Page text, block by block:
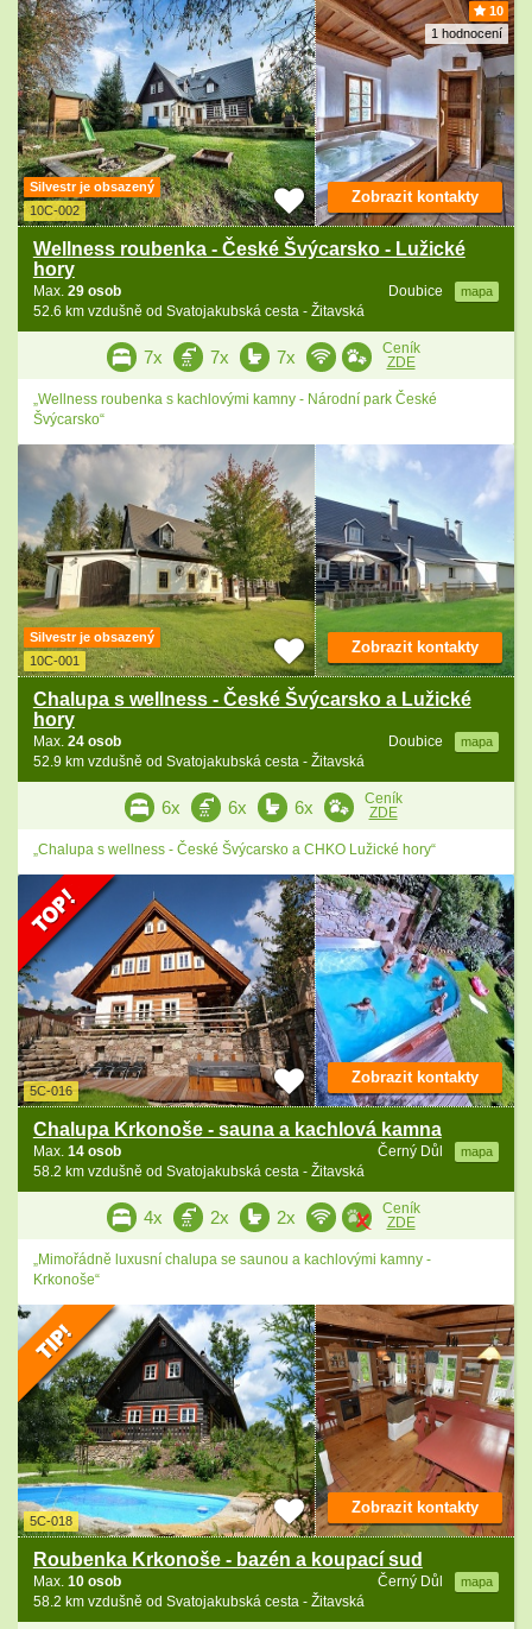
10
1 hodnocení
Silvestr je obsazený
10C-002
Wellness roubenka - České Švýcarsko - Lužické
hory
Doubice mapa
Max. 29 osob
52.6 km vzdušně od Svatojakubská cesta - Žitavská
Zobrazit kontakty
7x 7x 7x
Ceník
ZDE
„Wellness roubenka s kachlovými kamny - Národní park České
Švýcarsko“
Silvestr je obsazený
10C-001
Chalupa s wellness - České Švýcarsko a Lužické
hory
Doubice mapa
Max. 24 osob
52.9 km vzdušně od Svatojakubská cesta - Žitavská
Zobrazit kontakty
6x 6x 6x
Ceník
ZDE
„Chalupa s wellness - České Švýcarsko a CHKO Lužické hory“
5C-016
Chalupa Krkonoše - sauna a kachlová kamna
Černý Důl mapa
Max. 14 osob
58.2 km vzdušně od Svatojakubská cesta - Žitavská
Zobrazit kontakty
4x 2x 2x
Ceník
ZDE
„Mimořádně luxusní chalupa se saunou a kachlovými kamny -
Krkonoše“
5C-018
Roubenka Krkonoše - bazén a koupací sud
Černý Důl mapa
Max. 10 osob
58.2 km vzdušně od Svatojakubská cesta - Žitavská
Zobrazit kontakty